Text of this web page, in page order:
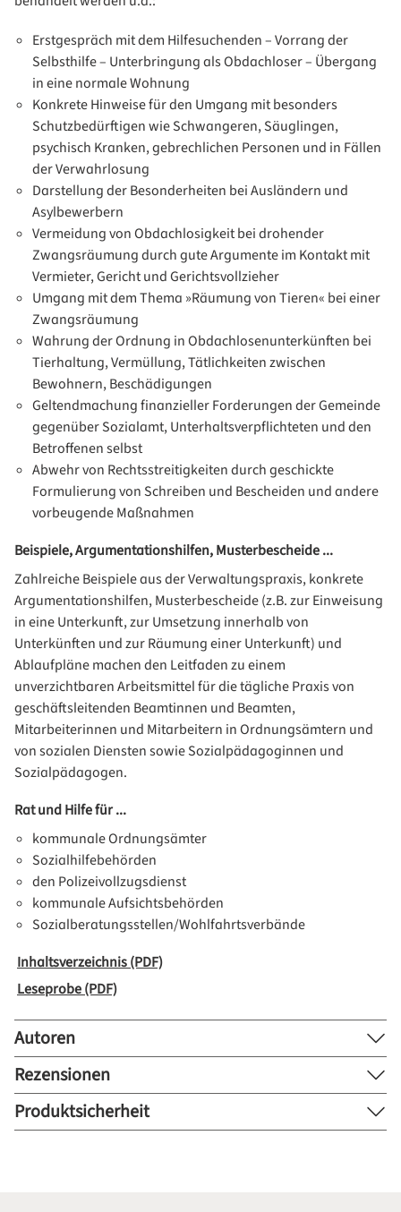
Erstgespräch mit dem Hilfesuchenden – Vorrang der
Selbsthilfe – Unterbringung als Obdachloser – Übergang
in eine normale Wohnung
Konkrete Hinweise für den Umgang mit besonders
Schutzbedürftigen wie Schwangeren, Säuglingen,
psychisch Kranken, gebrechlichen Personen und in Fällen
der Verwahrlosung
Darstellung der Besonderheiten bei Ausländern und
Asylbewerbern
Vermeidung von Obdachlosigkeit bei drohender
Zwangsräumung durch gute Argumente im Kontakt mit
Vermieter, Gericht und Gerichtsvollzieher
Umgang mit dem Thema »Räumung von Tieren« bei einer
Zwangsräumung
Wahrung der Ordnung in Obdachlosenunterkünften bei
Tierhaltung, Vermüllung, Tätlichkeiten zwischen
Bewohnern, Beschädigungen
Geltendmachung finanzieller Forderungen der Gemeinde
gegenüber Sozialamt, Unterhaltsverpflichteten und den
Betroffenen selbst
Abwehr von Rechtsstreitigkeiten durch geschickte
Formulierung von Schreiben und Bescheiden und andere
vorbeugende Maßnahmen
Beispiele, Argumentationshilfen, Musterbescheide ...
Zahlreiche Beispiele aus der Verwaltungspraxis, konkrete
Argumentationshilfen, Musterbescheide (z.B. zur Einweisung
in eine Unterkunft, zur Umsetzung innerhalb von
Unterkünften und zur Räumung einer Unterkunft) und
Ablaufpläne machen den Leitfaden zu einem
unverzichtbaren Arbeitsmittel für die tägliche Praxis von
geschäftsleitenden Beamtinnen und Beamten,
Mitarbeiterinnen und Mitarbeitern in Ordnungsämtern und
von sozialen Diensten sowie Sozialpädagoginnen und
Sozialpädagogen.
Rat und Hilfe für ...
kommunale Ordnungsämter
Sozialhilfebehörden
den Polizeivollzugsdienst
kommunale Aufsichtsbehörden
Sozialberatungsstellen/Wohlfahrtsverbände
Inhaltsverzeichnis (PDF)
Leseprobe (PDF)
Autoren
Rezensionen
Produktsicherheit